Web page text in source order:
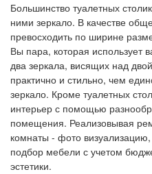
Большинство туалетных
ними зеркало. В качестве
превосходить по ширине
Вы пара, которая использует
два зеркала, висящих над
практично и стильно, чем
зеркало. Кроме туалетных
интерьер с помощью
помещения. Реализовывая
комнаты - фото
подбор мебели с учетом
эстетики.